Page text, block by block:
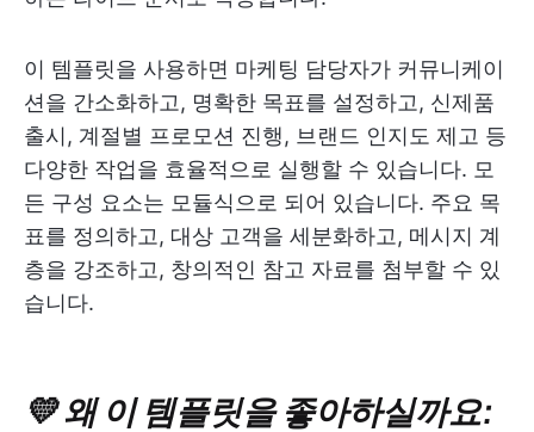
이 템플릿을 사용하면 마케팅 담당자가 커뮤니케이
션을 간소화하고, 명확한 목표를 설정하고, 신제품
출시, 계절별 프로모션 진행, 브랜드 인지도 제고 등
다양한 작업을 효율적으로 실행할 수 있습니다. 모
든 구성 요소는 모듈식으로 되어 있습니다. 주요 목
표를 정의하고, 대상 고객을 세분화하고, 메시지 계
층을 강조하고, 창의적인 참고 자료를 첨부할 수 있
습니다.
💛 왜 이 템플릿을 좋아하실까요: